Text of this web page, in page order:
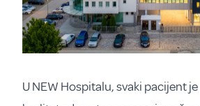
U NEW Hospitalu, svaki pacijent